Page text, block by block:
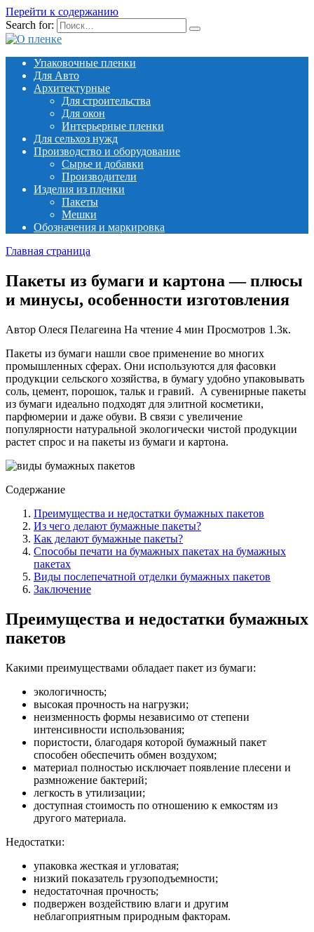
Перейти к содержанию
Search for:
Упаковочные пленки
Для Авто
Архитектурные
Для строительства
Для окон
Интерьерные пленки
Для сельхоз нужд
Производство и оборудование
Сырье и добавки
Производители
Изделия из пленки
Пакеты
Мешки
Обозначения и маркировка
Главная страница
Пакеты из бумаги и картона — плюсы
и минусы, особенности изготовления
Автор Олеся Пелагеина На чтение 4 мин Просмотров 1.3к.
Пакеты из бумаги нашли свое применение во многих
промышленных сферах. Они используются для фасовки
продукции сельского хозяйства, в бумагу удобно упаковывать
соль, цемент, порошок, тальк и гравий. А сувенирные пакеты
из бумаги идеально подходят для элитной косметики,
парфюмерии и даже обуви. В связи с увеличение
популярности натуральной экологически чистой продукции
растет спрос и на пакеты из бумаги и картона.
Содержание
Преимущества и недостатки бумажных пакетов
Из чего делают бумажные пакеты?
Как делают бумажные пакеты?
Способы печати на бумажных пакетах на бумажных
пакетах
Виды послепечатной отделки бумажных пакетов
Заключение
Преимущества и недостатки бумажных
пакетов
Какими преимуществами обладает пакет из бумаги:
экологичность;
высокая прочность на нагрузки;
неизменность формы независимо от степени
интенсивности использования;
пористости, благодаря которой бумажный пакет
способен обеспечить обмен воздухом;
материал полностью исключает появление плесени и
размножение бактерий;
легкость в утилизации;
доступная стоимость по отношению к емкостям из
другого материала.
Недостатки:
упаковка жесткая и угловатая;
низкий показатель грузоподъемности;
недостаточная прочность;
подвержен воздействию влаги и другим
неблагоприятным природным факторам.